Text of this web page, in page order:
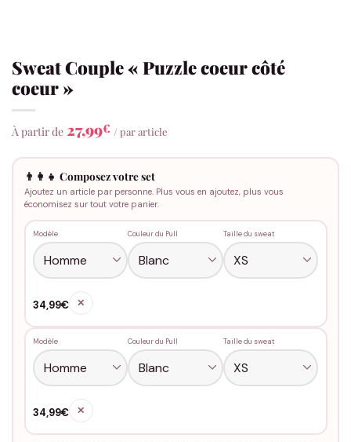
Sweat Couple « Puzzle coeur côté
coeur »
À partir de 27,99€ / par article
👨‍👩‍👧 Composez votre set
Ajoutez un article par personne. Plus vous en ajoutez, plus vous
économisez sur tout votre panier.
Modèle Couleur du Pull Taille du sweat
34,99€ ✕
Modèle Couleur du Pull Taille du sweat
34,99€ ✕